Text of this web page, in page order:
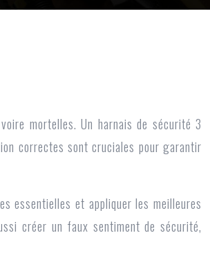
mortelles. Un harnais de sécurité 3
correctes sont cruciales pour garantir
essentielles et appliquer les meilleures
créer un faux sentiment de sécurité,